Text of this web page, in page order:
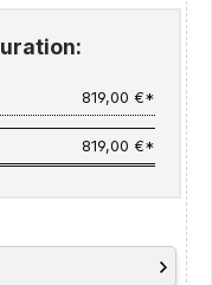
819,00 €*
819,00 €*